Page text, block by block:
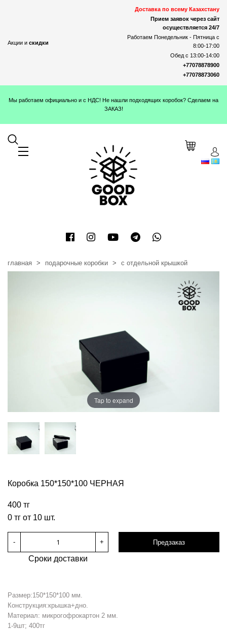
Акции и скидки
Доставка по всему Казахстану
Прием заявок через сайт
осуществляется 24/7
Работаем Понедельник - Пятница с
8:00-17:00
Обед с 13:00-14:00
+77078878900
+77078873060
Мы работаем официально и с НДС! Не нашли подходящих коробок? Сделаем на
ЗАКАЗ!
главная подарочные коробки с отдельной крышкой
Tap to expand
Коробка 150*150*100 ЧЕРНАЯ
400 тг
0 тг от 10 шт.
- + Предзаказ
Сроки доставки
Размер:150*150*100 мм.
Конструкция:крышка+дно.
Материал: микрогофрокартон 2 мм.
1-9шт; 400тг